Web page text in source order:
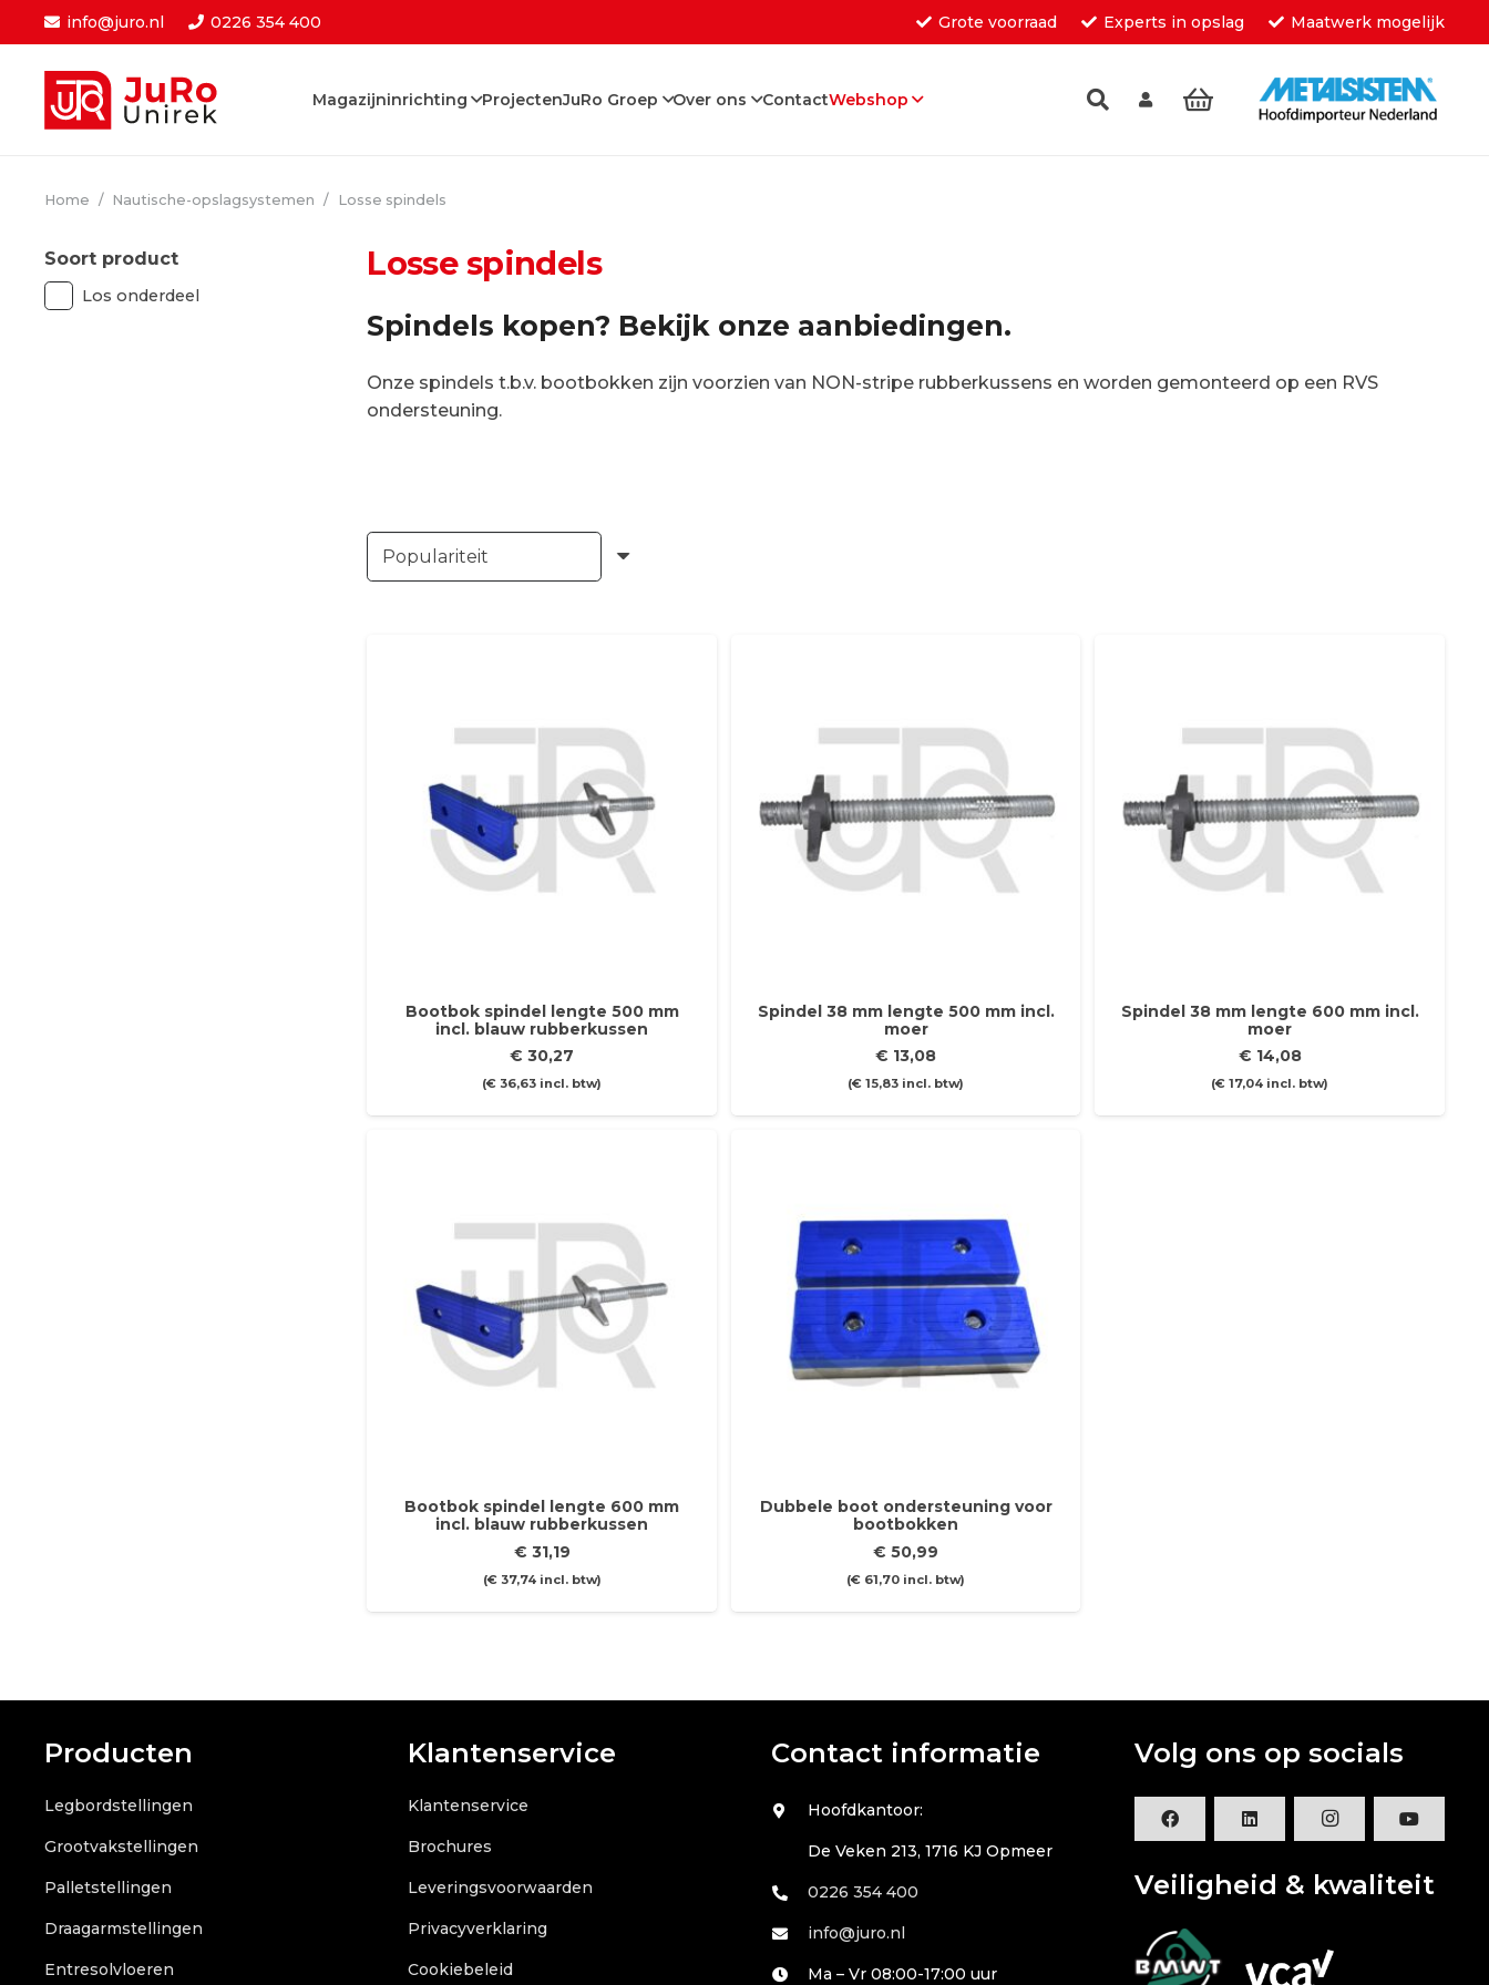
info@juro.nl 0226 354 400 Grote voorraad Experts in opslag Maatwerk mogelijk
Magazijninrichting ProjectenJuRo Groep Over ons ContactWebshop
Home / Nautische-opslagsystemen / Losse spindels
Soort product
Los onderdeel
Losse spindels
Spindels kopen? Bekijk onze aanbiedingen.
Onze spindels t.b.v. bootbokken zijn voorzien van NON-stripe rubberkussens en worden gemonteerd op een RVS
ondersteuning.
Bootbok spindel lengte 500 mm
incl. blauw rubberkussen
€ 30,27
(€ 36,63 incl. btw)
Spindel 38 mm lengte 500 mm incl.
moer
€ 13,08
(€ 15,83 incl. btw)
Spindel 38 mm lengte 600 mm incl.
moer
€ 14,08
(€ 17,04 incl. btw)
Bootbok spindel lengte 600 mm
incl. blauw rubberkussen
€ 31,19
(€37,74incl. btw)
Dubbele boot ondersteuning voor
bootbokken
€ 50,99
(€ 61,70 incl. btw)
Producten
Legbordstellingen
Grootvakstellingen
Palletstellingen
Draagarmstellingen
Entresolvloeren
Klantenservice
Klantenservice
Brochures
Leveringsvoorwaarden
Privacyverklaring
Cookiebeleid
Contact informatie
Hoofdkantoor:
De Veken 213, 1716 KJ Opmeer
0226 354 400
info@juro.nl
Ma – Vr 08:00-17:00 uur
Volg ons op socials
Veiligheid & kwaliteit